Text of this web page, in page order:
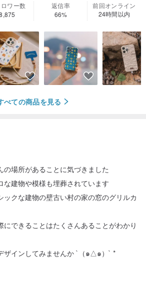
ワー数
返信率
66%
前回オンライン
24時間以内
べての商品を見る
の場所があることに気づきました
な建物や模様も埋葬されています
ックな建物の壁古い村の家の窓のグリルカ
にできることはたくさんあることがわかり
ザインしてみませんか `（๑△๑）` *